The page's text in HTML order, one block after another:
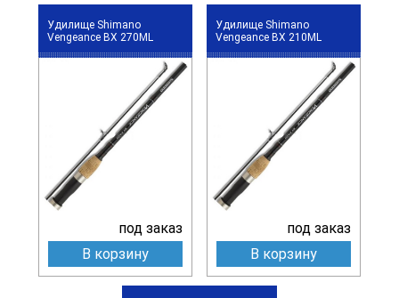
Удилище Shimano
Vengeance BX 270ML
под заказ
В корзину
Удилище Shimano
Vengeance BX 210ML
под заказ
В корзину